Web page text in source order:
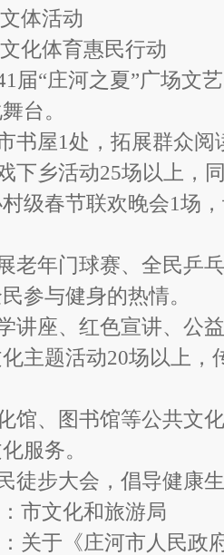
体活动
文化体育惠民行动
届“庄河之夏”广场文
台。
书屋1处，拓展群众
下乡活动25场以上，
级春节联欢晚会1场
老年门球赛、全民乒
参与健身的热情。
讲座、红色宣讲、公
主题活动20场以上
馆、图书馆等公共文
服务。
徒步大会，倡导健康
市文化和旅游局
关于《庄河市人民政